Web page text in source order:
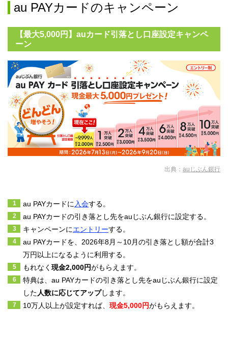
外貨預金残高10万円以上
カードローン残高1万円以上
対象
※2）即PAT、TELEBOAT、SPAT4、オッズパークへの入金が対象
じぶんプラスのプレミアムステージを目指す人は、以下の5つで攻
略するのがおすすめです。
定額自動入金
総資産残高50万円以上
au PAYカードのキャンペーン
【最大5,000円】auカード引落とし口座設定キャンペ
ーン
出典： auじぶん銀行
au PAYカードに 入会する。
au PAYカードの引き落とし先をauじぶん銀行に設定する。
キャンペーンにエントリーする。
au PAYカードを、2026年8月～10月の引き落とし額が合計3
万円以上になるように利用する。
もれなく 現金2,000円がもらえます。
特典は、au PAYカードの引き落とし先をauじぶん銀行に設定
した 人数に応じてアップします。
10万人以上が設定すれば、 現金5,000円がもらえます。